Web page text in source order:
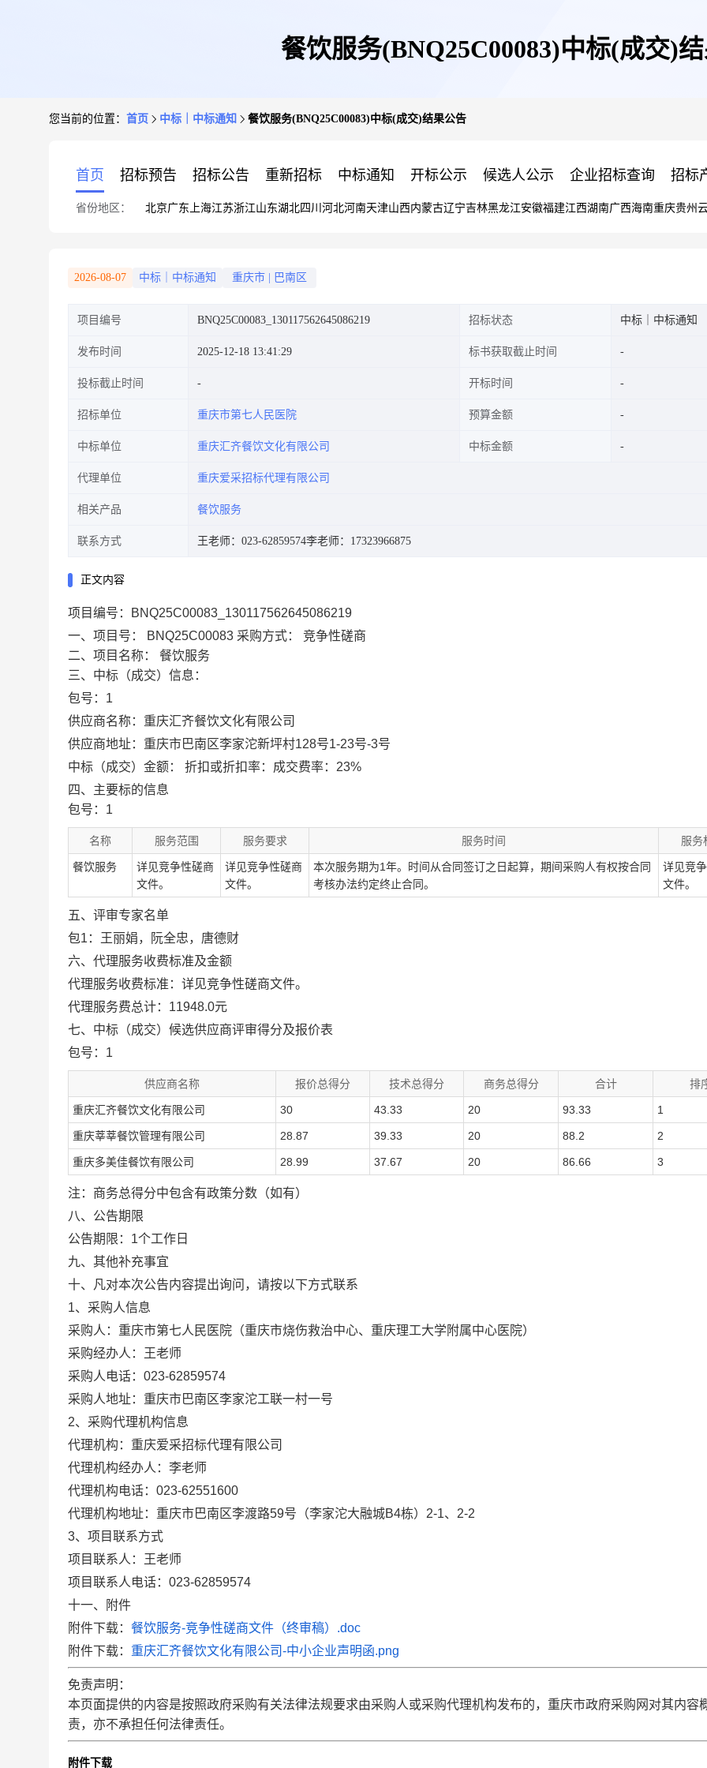
餐饮服务(BNQ25C00083)中标(成交)
您当前的位置： 首页 中标｜中标通知 餐饮服务(BNQ25C00083)中标(成交)结果公告
首页 招标预告 招标公告 重新招标 中标通知 开标公示 候选人公示 企业招标查询 招标
省份地区： 北京广东 上海江苏浙江山东湖北四川 河北河南天津山西内蒙古辽宁吉林黑龙江安徽福建江西湖南广西海南重庆贵州
2026-08-07 中标｜中标通知 重庆市 巴南区
项目编号 BNQ25C00083_130117562645086219 招标状态 中标｜中标通知
发布时间 2025-12-18 13:41:29 标书获取截止时间
投标截止时间 开标时间
招标单位 重庆市第七人民医院 预算金额
中标单位 重庆汇齐餐饮文化有限公司 中标金额
代理单位 重庆爱采招标代理有限公司
相关产品 餐饮服务
联系方式 王老师：023-62859574李老师：17323966875
正文内容
项目编号：BNQ25C00083_130117562645086219
一、项目号：
BNQ25C00083 采购方式： 竞争性磋商
二、项目名称： 餐饮服务
三、中标（成交）信息：
包号：1
供应商名称： 重庆汇齐餐饮文化有限公司
供应商地址： 重庆市巴南区李家沱新坪村128号1-23号-3号
中标（成交）金额：
折扣或折扣率：成交费率：23%
四、主要标的信息
包号：1
名称 服务范围 服务要求 服务时间 服务
餐饮服务
详见竞争性磋商
文件。
详见竞争性磋商
文件。
本次服务期为1年。时间从合同签订之日起算，期间采购人有权按合同
考核办法约定终止合同。
详见竞
文件。
五、评审专家名单
包1：王丽娟，阮全忠，唐德财
六、代理服务收费标准及金额
代理服务收费标准：详见竞争性磋商文件。
代理服务费总计：11948.0元
七、中标（成交）候选供应商评审得分及报价表
包号：1
供应商名称 报价总得分 技术总得分 商务总得分 合计 排
重庆汇齐餐饮文化有限公司 30 43.33 20 93.33 1
重庆莘莘餐饮管理有限公司 28.87 39.33 20 88.2 2
重庆多美佳餐饮有限公司 28.99 37.67 20 86.66 3
注：商务总得分中包含有政策分数（如有）
八、公告期限
公告期限：1个工作日
九、其他补充事宜
十、凡对本次公告内容提出询问，请按以下方式联系
1、采购人信息
采购人：重庆市第七人民医院（重庆市烧伤救治中心、重庆理工大学附属中心医院）
采购经办人：王老师
采购人电话：023-62859574
采购人地址：重庆市巴南区李家沱工联一村一号
2、采购代理机构信息
代理机构：重庆爱采招标代理有限公司
代理机构经办人：李老师
代理机构电话：023-62551600
代理机构地址：重庆市巴南区李渡路59号（李家沱大融城B4栋）2-1、2-2
3、项目联系方式
项目联系人：王老师
项目联系人电话：023-62859574
十一、附件
附件下载： 餐饮服务-竞争性磋商文件（终审稿）.doc
附件下载： 重庆汇齐餐饮文化有限公司-中小企业声明函.png
免责声明：
本页面提供的内容是按照政府采购有关法律法规要求由采购人或采购代理机构发布的，重庆市政府采购网对其内容
责，亦不承担任何法律责任。
附件下载